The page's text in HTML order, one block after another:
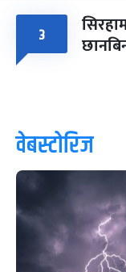
३
वेबस्टोरिज